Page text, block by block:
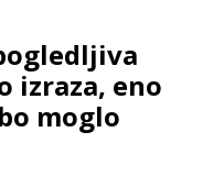
izraza, eno
moglo